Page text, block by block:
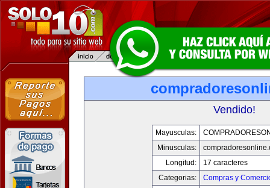
Vendido!
Mayusculas:
Minusculas:
Longitud:
17 caracteres
Categorias:
Compras y